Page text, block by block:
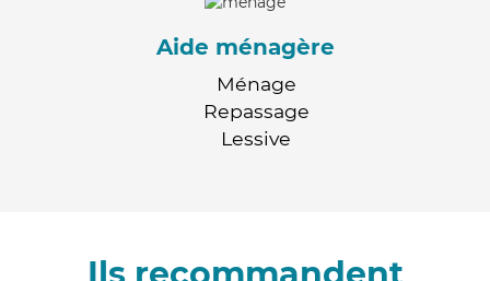
Aide ménagère
Ménage
Repassage
Lessive